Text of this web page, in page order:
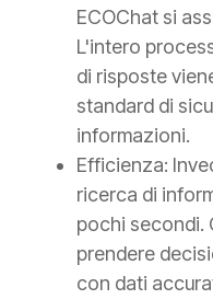
ECOChat si
L'intero
di risposte
standard di
informazioni.
Efficienza:
ricerca di
pochi secondi.
prendere
con dati